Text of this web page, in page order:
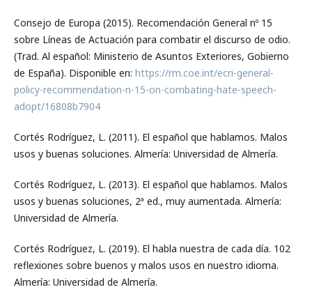
Consejo de Europa (2015). Recomendación General nº 15
sobre Líneas de Actuación para combatir el discurso de odio.
(Trad. Al español: Ministerio de Asuntos Exteriores, Gobierno
de España). Disponible en: https://rm.coe.int/ecri-general-
policy-recommendation-n-15-on-combating-hate-speech-
adopt/16808b7904
Cortés Rodríguez, L. (2011). El español que hablamos. Malos
usos y buenas soluciones. Almería: Universidad de Almería.
Cortés Rodríguez, L. (2013). El español que hablamos. Malos
usos y buenas soluciones, 2ª ed., muy aumentada. Almería:
Universidad de Almería.
Cortés Rodríguez, L. (2019). El habla nuestra de cada día. 102
reflexiones sobre buenos y malos usos en nuestro idioma.
Almería: Universidad de Almería.